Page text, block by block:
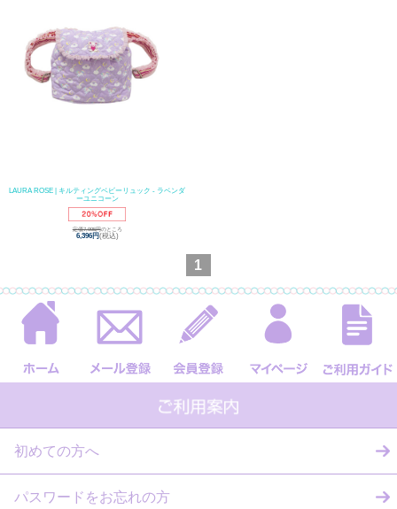
LAURA ROSE | キルティングベビーリュック - ラベンダ
ーユニコーン
定価7,995円のところ
6,396円(税込)
1
初めての方へ
パスワードをお忘れの方